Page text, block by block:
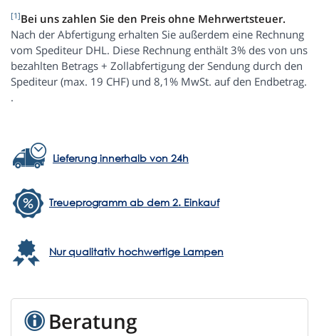
[1]Bei uns zahlen Sie den Preis ohne Mehrwertsteuer.
Nach der Abfertigung erhalten Sie außerdem eine Rechnung
vom Spediteur DHL. Diese Rechnung enthält 3% des von uns
bezahlten Betrags + Zollabfertigung der Sendung durch den
Spediteur (max. 19 CHF) und 8,1% MwSt. auf den Endbetrag.
.
Lieferung innerhalb von 24h
Treueprogramm ab dem 2. Einkauf
Nur qualitativ hochwertige Lampen
Beratung